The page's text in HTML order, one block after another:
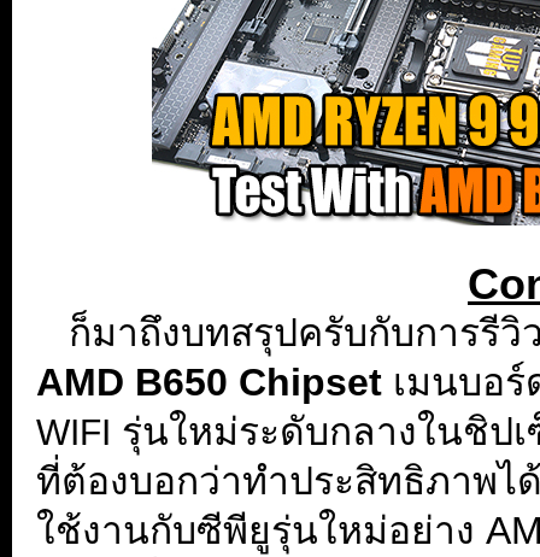
ก็มาถึงบทสรุปครับกับการรีวิ
AMD B650 Chipset เมนบอ
WIFI รุ่นใหม่ระดับกลางในชิป
ที่ต้องบอกว่าทำประสิทธิภาพไ
ใช้งานกับซีพียูรุ่นใหม่อย่าง